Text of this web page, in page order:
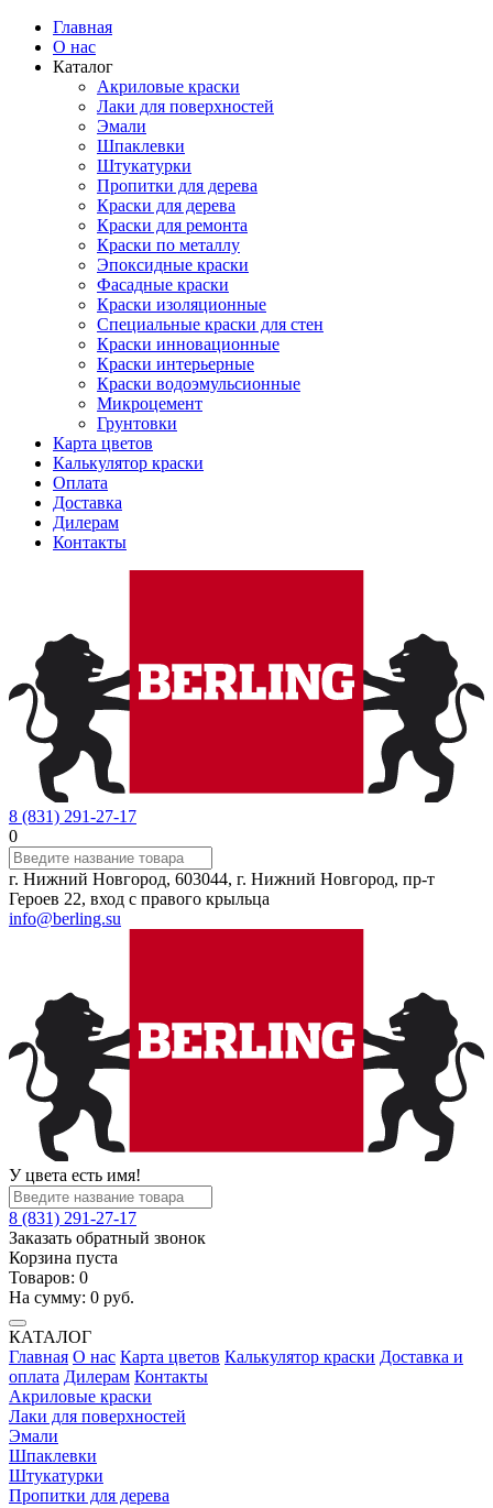
Главная
О нас
Каталог
Акриловые краски
Лаки для поверхностей
Эмали
Шпаклевки
Штукатурки
Пропитки для дерева
Краски для дерева
Краски для ремонта
Краски по металлу
Эпоксидные краски
Фасадные краски
Краски изоляционные
Специальные краски для стен
Краски инновационные
Краски интерьерные
Краски водоэмульсионные
Микроцемент
Грунтовки
Карта цветов
Калькулятор краски
Оплата
Доставка
Дилерам
Контакты
8 (831) 291-27-17
0
г. Нижний Новгород, 603044, г. Нижний Новгород, пр-т
Героев 22, вход с правого крыльца
info@berling.su
У цвета есть имя!
8 (831) 291-27-17
Заказать обратный звонок
Корзина пуста
Товаров: 0
На сумму: 0 руб.
КАТАЛОГ
Главная О нас Карта цветов Калькулятор краски Доставка и
оплата Дилерам Контакты
Акриловые краски
Лаки для поверхностей
Эмали
Шпаклевки
Штукатурки
Пропитки для дерева